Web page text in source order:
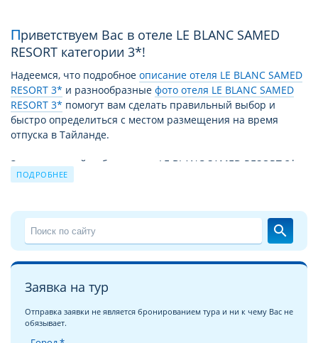
Приветствуем Вас в отеле LE BLANC SAMED
RESORT категории 3*!
Надеемся, что подробное описание отеля LE BLANC SAMED
RESORT 3* и разнообразные фото отеля LE BLANC SAMED
RESORT 3* помогут вам сделать правильный выбор и
быстро определиться с местом размещения на время
отпуска в Тайланде.
За время своей работы отель LE BLANC SAMED RESORT 3*
принял уже немало отдыхающих. Причиной этому не
для отдыха, но и выгодное для туристов сочетание цены –
качества. Благодаря этому путевка в LE BLANC SAMED
RESORT 3* из года в год продолжает пользоваться спросом.
Чудесный отдых в отеле LE BLANC SAMED RESORT 3* на
курортео. Саметэто взвешенное и продуманное решение
для экономных, поскольку соотношение цена/качество и
уровень сервиса в отеле LE BLANC SAMED RESORT 3*
полностью соответствуют уровню 3 звезды. Вообще,
ПОДРОБНЕЕ
search
Заявка на тур
Отправка заявки не является бронированием тура и ни к чему Вас не
обязывает.